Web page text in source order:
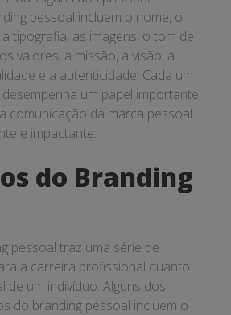
pessoal incluem o nome, o
tipografia, as imagens, o tom de
valores, a missão, a visão, a
e a autenticidade. Cada um
um papel importante
comunicação da marca pessoal
e impactante.
do Branding
pessoal traz uma série de
a carreira profissional quanto
de um indivíduo. Alguns dos
do branding pessoal incluem o